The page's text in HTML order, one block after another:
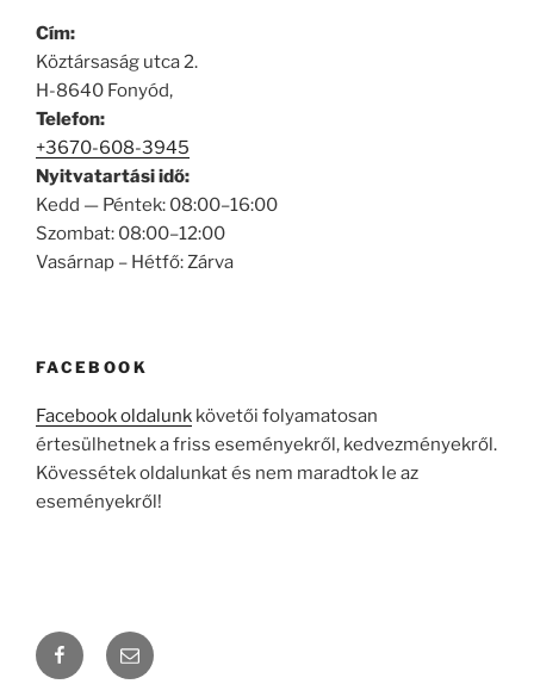
Cím:
Köztársaság utca 2.
H-8640 Fonyód,
Telefon:
+3670-608-3945
Nyitvatartási idő:
Kedd — Péntek: 08:00–16:00
Szombat: 08:00–12:00
Vasárnap – Hétfő: Zárva
FACEBOOK
Facebook oldalunk követői folyamatosan
értesülhetnek a friss eseményekről, kedvezményekről.
Kövessétek oldalunkat és nem maradtok le az
eseményekről!